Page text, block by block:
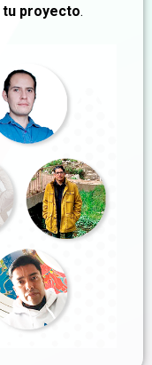
tu proyecto.